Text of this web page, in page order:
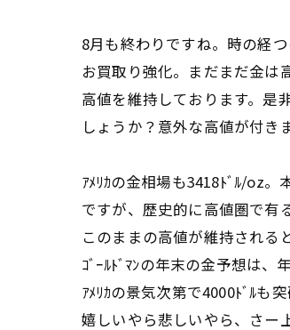
8月も終わりですね。時の経
お買取り強化。まだまだ金は
高値を維持しております。是
しょうか？意外な高値が付き
ｱﾒﾘｶの金相場も3418ﾄﾞﾙ/oz。
ですが、歴史的に高値圏で有
このままの高値が維持される
ｺﾞｰﾙﾄﾞﾏﾝの年末の金予想は、
ｱﾒﾘｶの景気次第で4000ﾄﾞﾙも
嬉しいやら悲しいやら、さー